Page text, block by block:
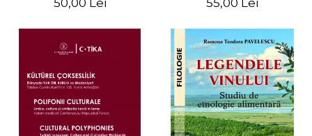
limbii franceze
50,00 Lei 55,00 Lei